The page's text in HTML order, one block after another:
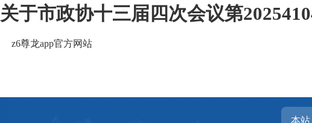
关于市政协十三届四次会议第
z6尊龙app官方网站